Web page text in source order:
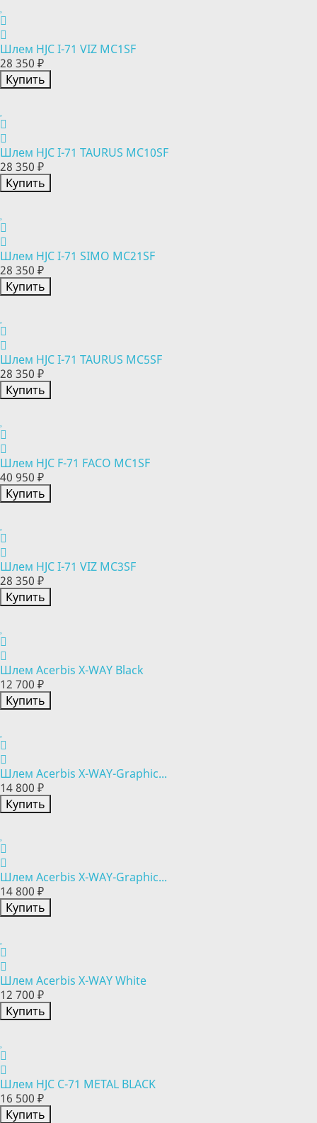
Шлем HJC I-71 VIZ MC1SF
28 350 ₽
Купить
Шлем HJC I-71 TAURUS MC10SF
28 350 ₽
Купить
Шлем HJC I-71 SIMO MC21SF
28 350 ₽
Купить
Шлем HJC I-71 TAURUS MC5SF
28 350 ₽
Купить
Шлем HJC F-71 FACO MC1SF
40 950 ₽
Купить
Шлем HJC I-71 VIZ MC3SF
28 350 ₽
Купить
Шлем Acerbis X-WAY Black
12 700 ₽
Купить
Шлем Acerbis X-WAY-Graphic...
14 800 ₽
Купить
Шлем Acerbis X-WAY-Graphic...
14 800 ₽
Купить
Шлем Acerbis X-WAY White
12 700 ₽
Купить
Шлем HJC C-71 METAL BLACK
16 500 ₽
Купить